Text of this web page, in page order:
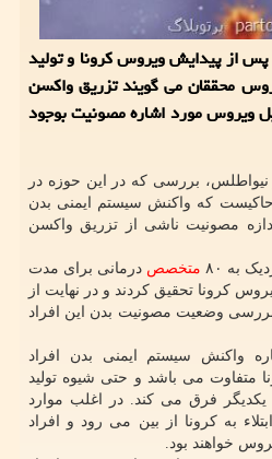
از پیدایش ویروس کرونا و تولید
محققان می گویند تزریق واکسن
ویروس مورد اشاره مصونیت بوجود
نیواطلس، بررسی که در این حوزه در
که واکنش سیستم ایمنی بدن
مصونیت ناشی از تزریق واکسن
به ۸۰
متخصص درمانی برای مدت
کرونا تحقیق کردند و در نهایت از
وضعیت مصونیت بدن این افراد
واکنش سیستم ایمنی بدن افراد
متفاوت می باشد و حتی شیوه تولید
یکدیگر فرق می کند. در اغلب موارد
به کرونا از بین می رود و افراد
خواهند بود.